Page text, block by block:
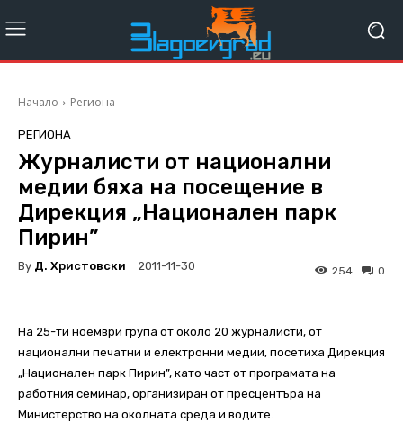
Начало Региона
РЕГИОНА
Журналисти от национални
медии бяха на посещение в
Дирекция „Национален парк
Пирин”
By Д. Христовски 2011-11-30 0
254
На 25-ти ноември група от около 20 журналисти, от
национални печатни и електронни медии, посетиха Дирекция
„Национален парк Пирин”, като част от програмата на
работния семинар, организиран от пресцентъра на
Министерство на околната среда и водите.